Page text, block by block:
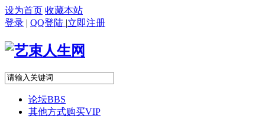
设为首页 收藏本站
登录 | QQ登陆 |立即注册
论坛BBS
其他方式购买VIP